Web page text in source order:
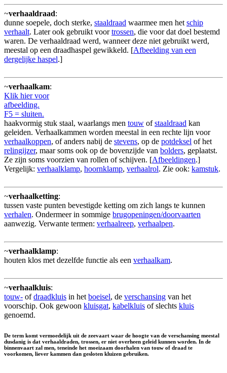
~verhaaldraad:
dunne soepele, doch sterke, staaldraad waarmee men het schip
verhaalt. Later ook gebruikt voortrossen, die voor dat doel bestemd
waren. De verhaaldraad werd, wanneer deze niet gebruikt werd,
meestal op een draadhaspel gewikkeld. [Afbeelding van een
dergelijke haspel.]
~verhaalkam:
Klik hier voor
afbeelding.
F5 = sluiten.
haakvormig stuk staal, waarlangs men touw ofstaaldraad kan
geleiden. Verhaalkammen worden meestal in een rechte lijn voor
verhaalkoppen, of anders nabij de stevens, op de potdeksel of het
relingijzer, maar soms ook op de bovenzijde van bolders, geplaatst.
Ze zijn soms voorzien van rollen of schijven. [Afbeeldingen.]
Vergelijk: verhaalklamp, hoornklamp, verhaalrol. Zie ook: kamstuk.
~verhaalketting:
tussen vaste punten bevestigde ketting om zich langs te kunnen
verhalen. Ondermeer in sommige brugopeningen/doorvaarten
aanwezig. Verwante termen: verhaalreep, verhaalpen.
~verhaalklamp:
houten klos met dezelfde functie als een verhaalkam.
~verhaalkluis:
touw- ofdraadkluis in het boeisel, de verschansing van het
voorschip. Ook gewoon kluisgat, kabelkluis of slechts kluis
genoemd.
De term komt vermoedelijk uit de zeevaart waar de hoogte van de verschansing meestal
dusdanig is dat verhaaldraden, trossen, er niet overheen geleid kunnen worden. In de
binnenvaart zal men, teneinde het moeizaam doorhalen van touw of draad te
voorkomen, liever kammen dan gesloten kluizen gebruiken.